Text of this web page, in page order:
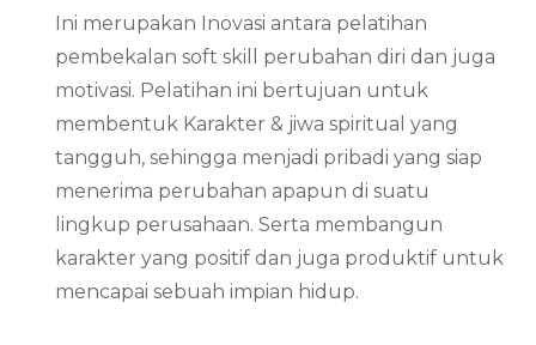
Ini merupakan Inovasi antara pelatihan
pembekalan soft skill perubahan diri dan juga
motivasi. Pelatihan ini bertujuan untuk
membentuk Karakter & jiwa spiritual yang
tangguh, sehingga menjadi pribadi yang siap
menerima perubahan apapun di suatu
lingkup perusahaan. Serta membangun
karakter yang positif dan juga produktif untuk
mencapai sebuah impian hidup.